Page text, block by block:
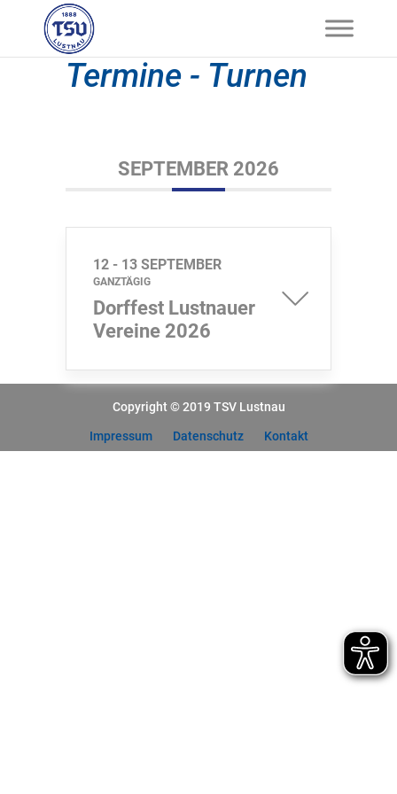
Termine - Turnen
SEPTEMBER 2026
12 - 13 SEPTEMBER
GANZTÄGIG
Dorffest Lustnauer
Vereine 2026
Copyright © 2019 TSV Lustnau
Impressum Datenschutz Kontakt